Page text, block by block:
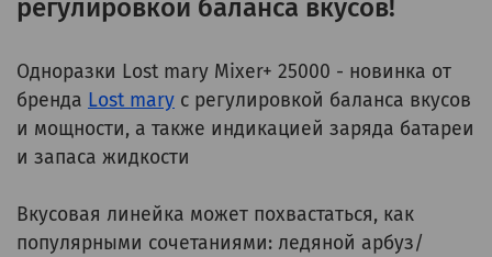
регулировкой баланса вкусов!
Одноразки Lost mary Mixer+ 25000 - новинка от
бренда Lost mary с регулировкой баланса вкусов
и мощности, а также индикацией заряда батареи
и запаса жидкости
Вкусовая линейка может похвастаться, как
популярными сочетаниями: ледяной арбуз/